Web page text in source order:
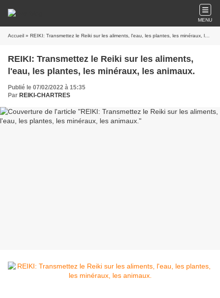
MENU
Accueil » REIKI: Transmettez le Reiki sur les aliments, l'eau, les plantes, les minéraux, les animaux.
REIKI: Transmettez le Reiki sur les aliments,
l'eau, les plantes, les minéraux, les animaux.
Publié le 07/02/2022 à 15:35
Par REIKI-CHARTRES